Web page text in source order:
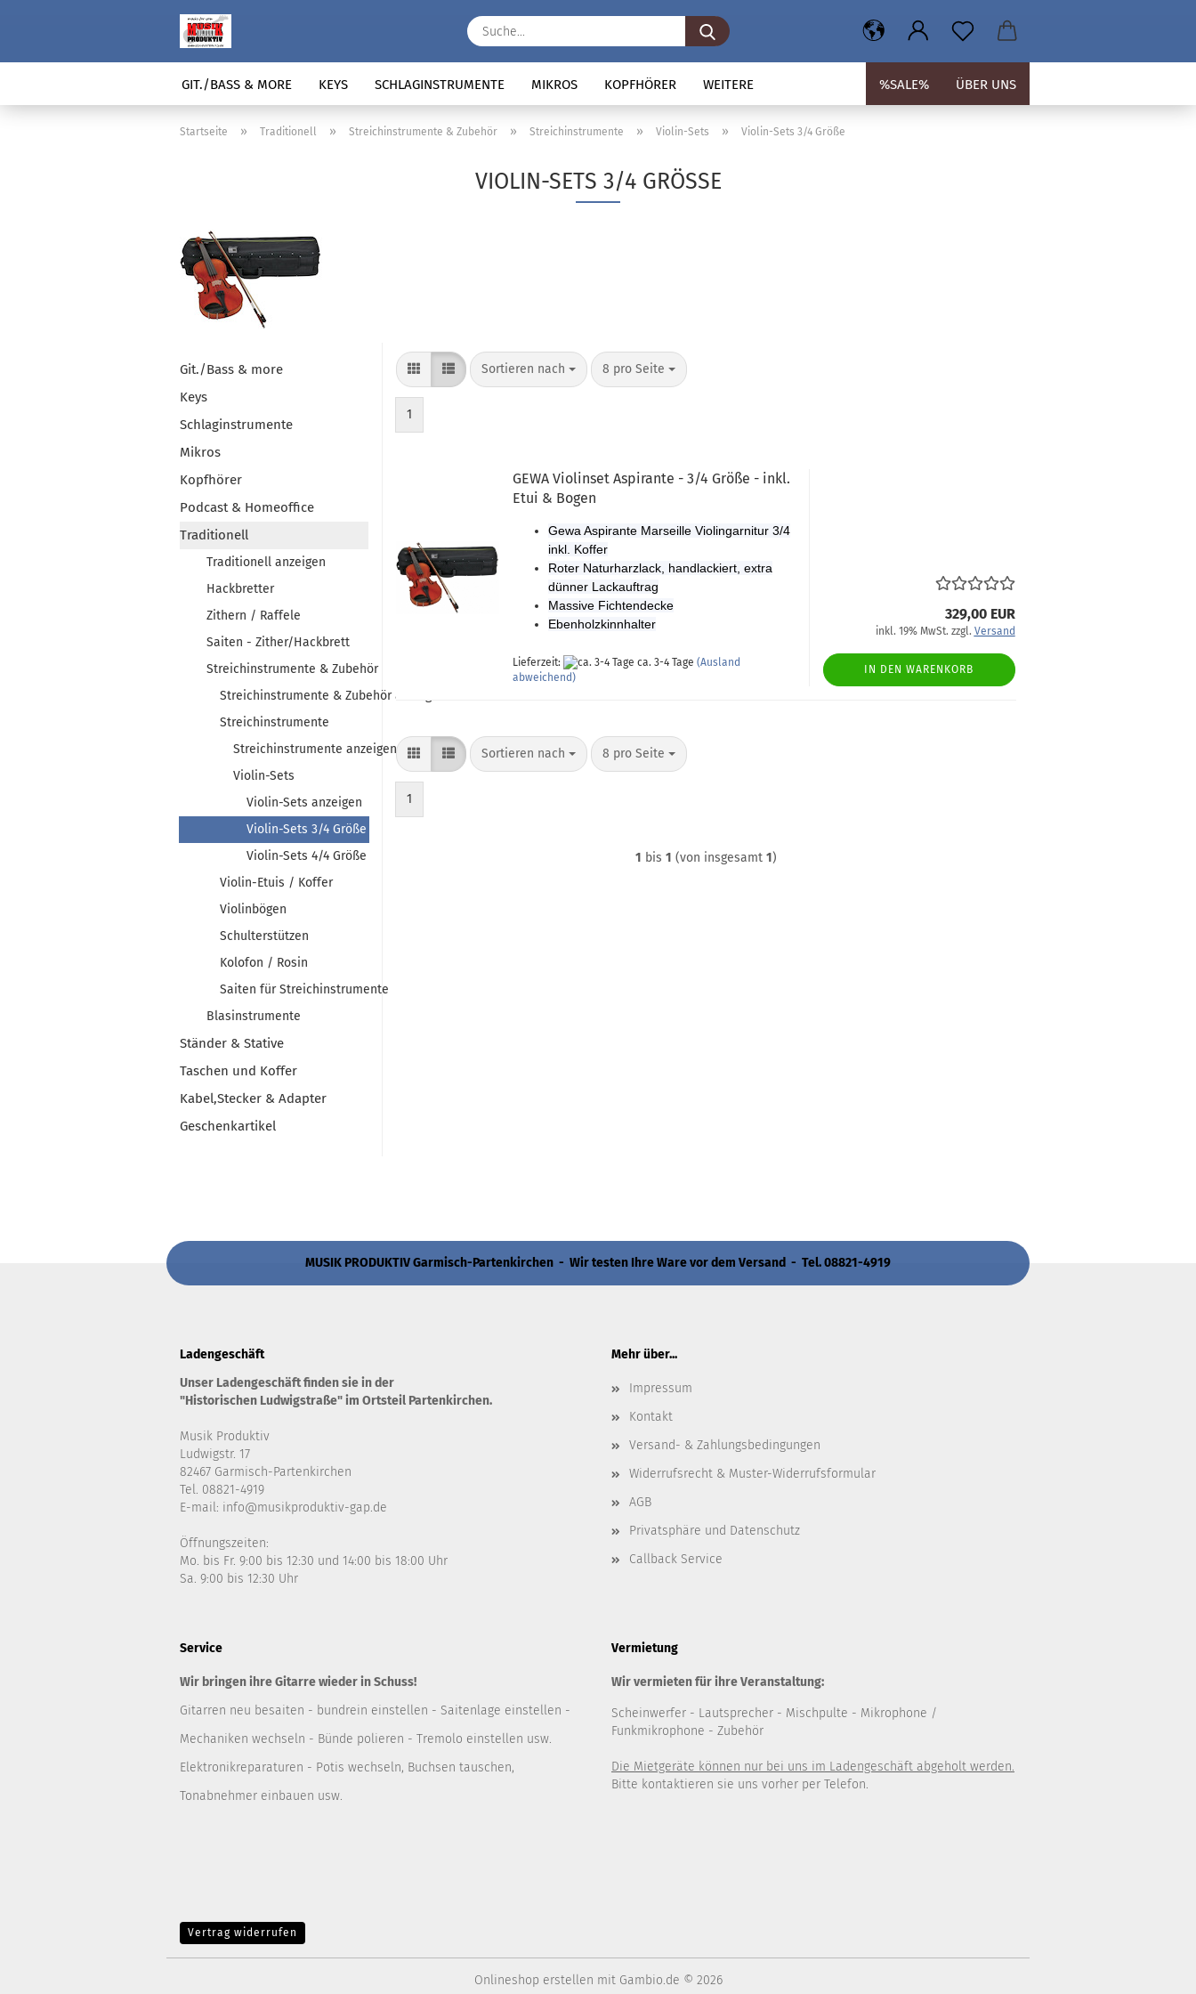
Suche...
GIT./BASS & MORE KEYS SCHLAGINSTRUMENTE MIKROS KOPFHÖRER %SALE% ÜBER UNS
WEITERE
Startseite » Traditionell » Streichinstrumente & Zubehör » Streichinstrumente » Violin-Sets » Violin-Sets 3/4 Größe
VIOLIN-SETS 3/4 GRÖSSE
Git./Bass & more
Keys
Schlaginstrumente
Mikros
Kopfhörer
Podcast & Homeoffice
Traditionell
Traditionell anzeigen
Hackbretter
Zithern / Raffele
Saiten - Zither/Hackbrett
Streichinstrumente & Zubehör
Streichinstrumente & Zubehör anzeigen
Streichinstrumente
Streichinstrumente anzeigen
Violin-Sets
Violin-Sets anzeigen
Violin-Sets 3/4 Größe
Violin-Sets 4/4 Größe
Violin-Etuis / Koffer
Violinbögen
Schulterstützen
Kolofon / Rosin
Saiten für Streichinstrumente
Blasinstrumente
Ständer & Stative
Taschen und Koffer
Kabel,Stecker & Adapter
Geschenkartikel
Sortieren nach
Sortieren nach 8 pro Seite
pro Seite
1
GEWA Violinset Aspirante - 3/4 Größe - inkl.
Etui & Bogen
Gewa Aspirante Marseille Violingarnitur 3/4
inkl. Koffer
Roter Naturharzlack, handlackiert, extra
dünner Lackauftrag
Massive Fichtendecke
Ebenholzkinnhalter
Lieferzeit: ca. 3-4 Tage (Ausland
abweichend)
329,00 EUR
inkl. 19% MwSt. zzgl. Versand
IN DEN WARENKORB
Sortieren nach
Sortieren nach 8 pro Seite
pro Seite
1
1 bis 1 (von insgesamt 1)
MUSIK PRODUKTIV Garmisch-Partenkirchen - Wir testen Ihre Ware vor dem Versand - Tel. 08821-4919
Ladengeschäft
Unser Ladengeschäft finden sie in der
"Historischen Ludwigstraße" im Ortsteil Partenkirchen.
Musik Produktiv
Ludwigstr. 17
82467 Garmisch-Partenkirchen
Tel. 08821-4919
E-mail: info@musikproduktiv-gap.de
Öffnungszeiten:
Mo. bis Fr. 9:00 bis 12:30 und 14:00 bis 18:00 Uhr
Sa. 9:00 bis 12:30 Uhr
Mehr über...
Impressum
Kontakt
Versand- & Zahlungsbedingungen
Widerrufsrecht & Muster-Widerrufsformular
AGB
Privatsphäre und Datenschutz
Callback Service
Service
Wir bringen ihre Gitarre wieder in Schuss!
Gitarren neu besaiten - bundrein einstellen - Saitenlage einstellen -
Mechaniken wechseln - Bünde polieren - Tremolo einstellen usw.
Elektronikreparaturen - Potis wechseln, Buchsen tauschen,
Tonabnehmer einbauen usw.
Vermietung
Wir vermieten für ihre Veranstaltung:
Scheinwerfer - Lautsprecher - Mischpulte - Mikrophone /
Funkmikrophone - Zubehör
Die Mietgeräte können nur bei uns im Ladengeschäft abgeholt werden.
Bitte kontaktieren sie uns vorher per Telefon.
Vertrag widerrufen
Onlineshop erstellen mit Gambio.de © 2026